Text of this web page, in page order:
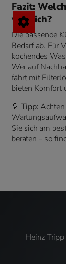
Fazit:
wirklich?
Die passende
Bedarf ab. Für
kochendes
Wer auf
fährt mit
bieten Komfort
💡Tipp: Achten
Sie sich am
beraten – so
Footer -
Heinz